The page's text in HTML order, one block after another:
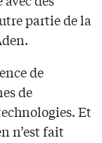
partie de la
de
de
Et
n’est fait